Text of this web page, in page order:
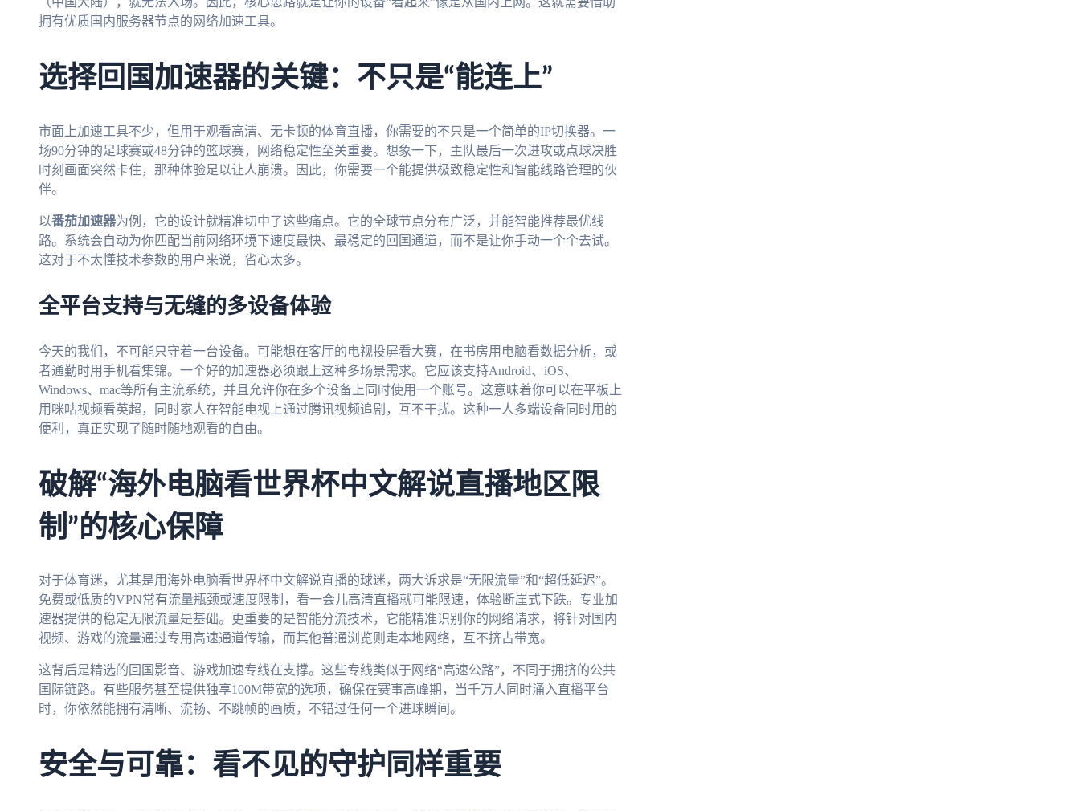
拥有优质国内服务器节点的网络加速工具。
选择回国加速器的关键：不只是“能连上”
市面上加速工具不少，但用于观看高清、无卡顿的体育直播，你需要的不只是一个简单的IP切换器。一
场90分钟的足球赛或48分钟的篮球赛，网络稳定性至关重要。想象一下，主队最后一次进攻或点球决胜
时刻画面突然卡住，那种体验足以让人崩溃。因此，你需要一个能提供极致稳定性和智能线路管理的伙
伴。
以番茄加速器为例，它的设计就精准切中了这些痛点。它的全球节点分布广泛，并能智能推荐最优线
路。系统会自动为你匹配当前网络环境下速度最快、最稳定的回国通道，而不是让你手动一个个去试。
这对于不太懂技术参数的用户来说，省心太多。
全平台支持与无缝的多设备体验
今天的我们，不可能只守着一台设备。可能想在客厅的电视投屏看大赛，在书房用电脑看数据分析，或
者通勤时用手机看集锦。一个好的加速器必须跟上这种多场景需求。它应该支持Android、iOS、
Windows、mac等所有主流系统，并且允许你在多个设备上同时使用一个账号。这意味着你可以在平板上
用咪咕视频看英超，同时家人在智能电视上通过腾讯视频追剧，互不干扰。这种一人多端设备同时用的
便利，真正实现了随时随地观看的自由。
破解“海外电脑看世界杯中文解说直播地区限
制”的核心保障
对于体育迷，尤其是用海外电脑看世界杯中文解说直播的球迷，两大诉求是“无限流量”和“超低延迟”。
免费或低质的VPN常有流量瓶颈或速度限制，看一会儿高清直播就可能限速，体验断崖式下跌。专业加
速器提供的稳定无限流量是基础。更重要的是智能分流技术，它能精准识别你的网络请求，将针对国内
视频、游戏的流量通过专用高速通道传输，而其他普通浏览则走本地网络，互不挤占带宽。
这背后是精选的回国影音、游戏加速专线在支撑。这些专线类似于网络“高速公路”，不同于拥挤的公共
国际链路。有些服务甚至提供独享100M带宽的选项，确保在赛事高峰期，当千万人同时涌入直播平台
时，你依然能拥有清晰、流畅、不跳帧的画质，不错过任何一个进球瞬间。
安全与可靠：看不见的守护同样重要